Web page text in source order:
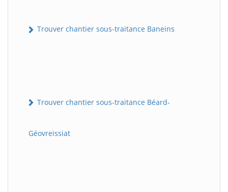
Trouver chantier sous-traitance Baneins
Trouver chantier sous-traitance Béard-
Géovreissiat